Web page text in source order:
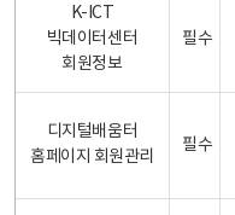
K-ICT
빅데이터센터
회원정보
필수
디지털배움터
홈페이지 회원관리
필수